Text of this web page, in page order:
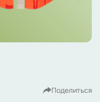
Поделиться